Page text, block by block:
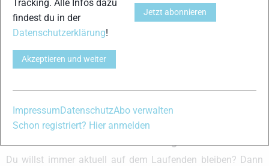
Partner
xc-ski.de in Social Media
instagramfacebookspotify x youtube
Du willst immer aktuell auf dem Laufenden bleiben? Dann
Tracking. Alle Infos dazu
findest du in der
Datenschutzerklärung!
Akzeptieren und weiter
Jetzt abonnieren
ImpressumDatenschutzAbo verwalten
Schon registriert? Hier anmelden